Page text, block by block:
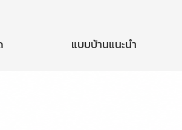
แบบบ้านแนะนำ